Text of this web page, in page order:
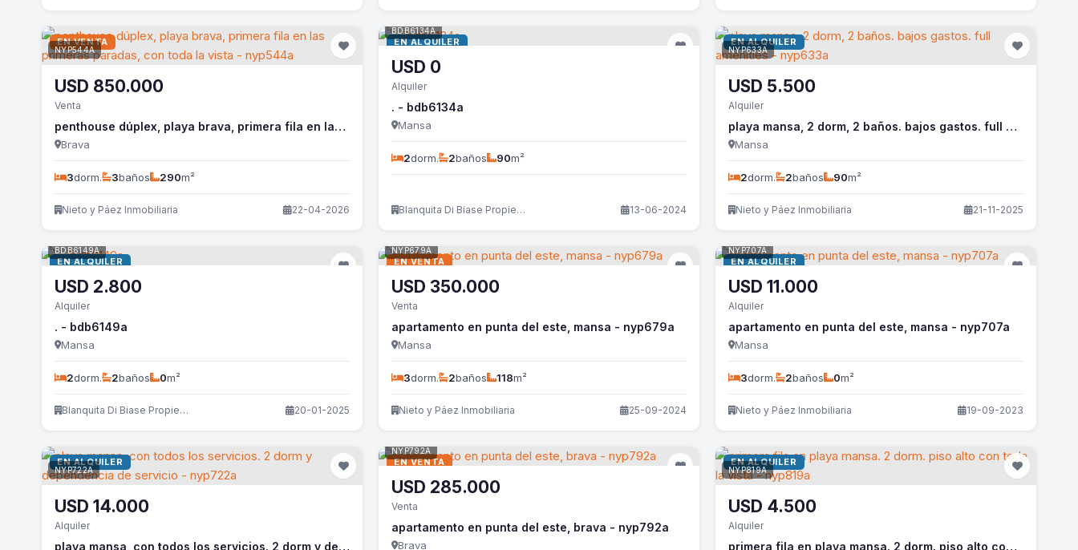
EN VENTA
NYP544A
USD 850.000
Venta
penthouse dúplex, playa brava, primera fila en las primeras paradas, con toda la vista - nyp544a
Brava
3dorm. 3baños 290m²
Nieto y Páez Inmobiliaria 22-04-2026
EN ALQUILER
BDB6134A
USD 0
Alquiler
. - bdb6134a
Mansa
2dorm. 2baños 90m²
Blanquita Di Biase Propiedades 13-06-2024
EN ALQUILER
NYP633A
USD 5.500
Alquiler
playa mansa, 2 dorm, 2 baños. bajos gastos. full amenities - nyp633a
Mansa
2dorm. 2baños 90m²
Nieto y Páez Inmobiliaria 21-11-2025
EN ALQUILER
BDB6149A
USD 2.800
Alquiler
. - bdb6149a
Mansa
2dorm. 2baños 0m²
Blanquita Di Biase Propiedades 20-01-2025
EN VENTA
NYP679A
USD 350.000
Venta
apartamento en punta del este, mansa - nyp679a
Mansa
3dorm. 2baños 118m²
Nieto y Páez Inmobiliaria 25-09-2024
EN ALQUILER
NYP707A
USD 11.000
Alquiler
apartamento en punta del este, mansa - nyp707a
Mansa
3dorm. 2baños 0m²
Nieto y Páez Inmobiliaria 19-09-2023
EN ALQUILER
NYP722A
USD 14.000
Alquiler
playa mansa, con todos los servicios. 2 dorm y dependencia de servicio - nyp722a
EN VENTA
NYP792A
USD 285.000
Venta
apartamento en punta del este, brava - nyp792a
Brava
EN ALQUILER
NYP819A
USD 4.500
Alquiler
primera fila en playa mansa. 2 dorm. piso alto con toda la vista - nyp819a